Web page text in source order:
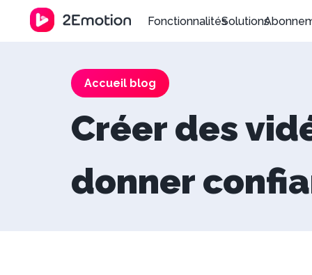
FonctionnalitésSolutions
Accueil blog
Créer des
donner